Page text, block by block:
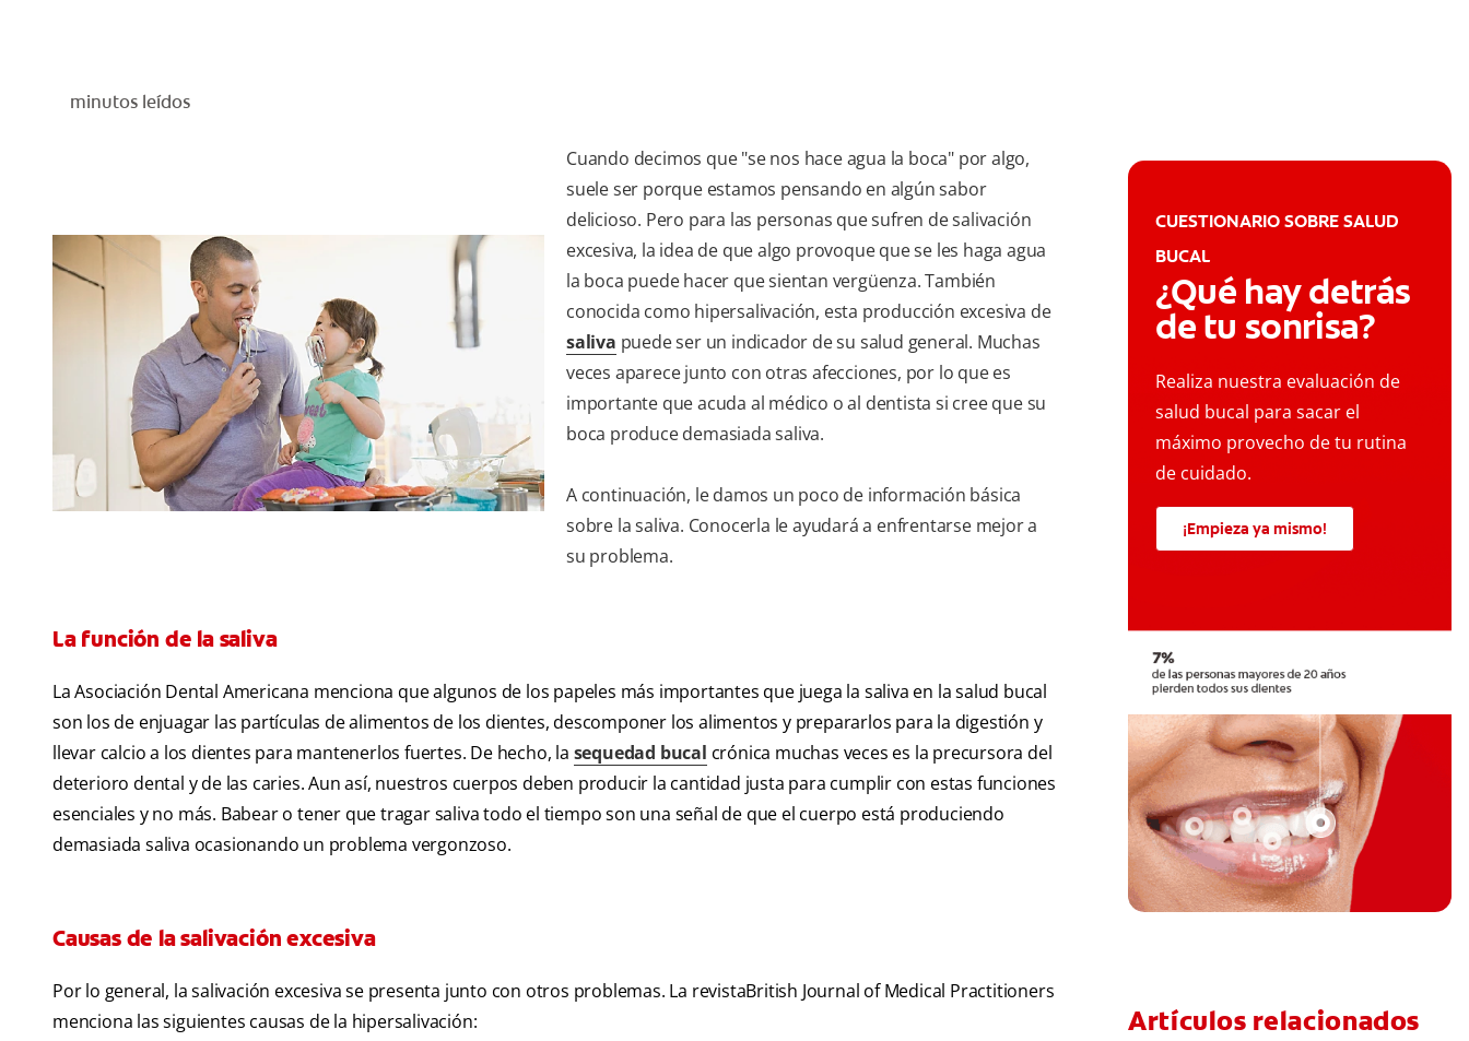
minutos leídos
Cuando decimos que "se nos hace agua la boca" por algo,
suele ser porque estamos pensando en algún sabor
delicioso. Pero para las personas que sufren de salivación
excesiva, la idea de que algo provoque que se les haga agua
la boca puede hacer que sientan vergüenza. También
conocida como hipersalivación, esta producción excesiva de
saliva puede ser un indicador de su salud general. Muchas
veces aparece junto con otras afecciones, por lo que es
importante que acuda al médico o al dentista si cree que su
boca produce demasiada saliva.
A continuación, le damos un poco de información básica
sobre la saliva. Conocerla le ayudará a enfrentarse mejor a
su problema.
La función de la saliva
La Asociación Dental Americana menciona que algunos de los papeles más importantes que juega la saliva en la salud bucal
son los de enjuagar las partículas de alimentos de los dientes, descomponer los alimentos y prepararlos para la digestión y
llevar calcio a los dientes para mantenerlos fuertes. De hecho, la sequedad bucal crónica muchas veces es la precursora del
deterioro dental y de las caries. Aun así, nuestros cuerpos deben producir la cantidad justa para cumplir con estas funciones
esenciales y no más. Babear o tener que tragar saliva todo el tiempo son una señal de que el cuerpo está produciendo
demasiada saliva ocasionando un problema vergonzoso.
Causas de la salivación excesiva
Por lo general, la salivación excesiva se presenta junto con otros problemas. La revistaBritish Journal of Medical Practitioners
menciona las siguientes causas de la hipersalivación:
CUESTIONARIO SOBRE SALUD
BUCAL
¿Qué hay detrás
de tu sonrisa?
Realiza nuestra evaluación de
salud bucal para sacar el
máximo provecho de tu rutina
de cuidado.
¡Empieza ya mismo!
Artículos relacionados